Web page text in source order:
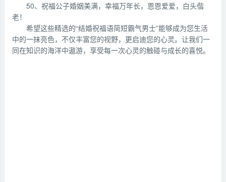
50、祝福公子婚姻美满，幸福万年长，恩恩爱爱，白头偕
老！
希望这些精选的“结婚祝福语简短霸气男士”能够成为您生活
中的一抹亮色，不仅丰富您的视野，更启迪您的心灵。让我们一
同在知识的海洋中遨游，享受每一次心灵的触碰与成长的喜悦。